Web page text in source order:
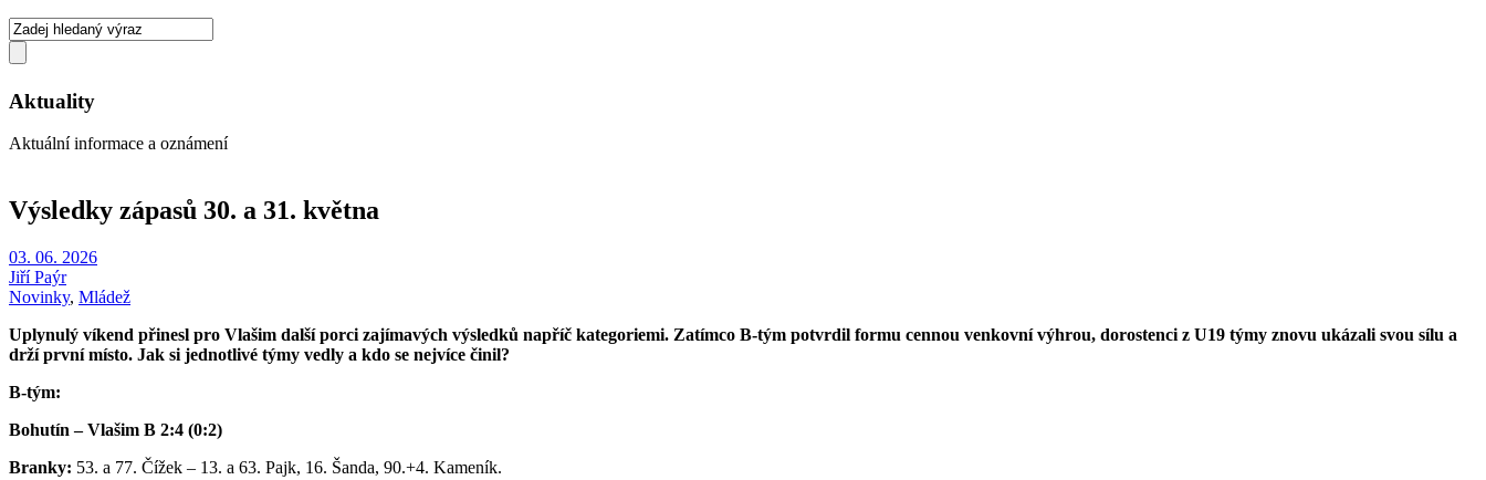
Aktuality
Aktuální informace a oznámení
Výsledky zápasů 30. a 31. května
03. 06. 2026
Jiří Paýr
Novinky, Mládež
Uplynulý víkend přinesl pro Vlašim další porci zajímavých výsledků napříč kategoriemi. Zatímco B-tým potvrdil formu cennou venkovní výhrou, dorostenci z U19 týmy znovu ukázali svou sílu a
drží první místo. Jak si jednotlivé týmy vedly a kdo se nejvíce činil?
B-tým:
Bohutín – Vlašim B 2:4 (0:2)
Branky: 53. a 77. Čížek – 13. a 63. Pajk, 16. Šanda, 90.+4. Kameník.